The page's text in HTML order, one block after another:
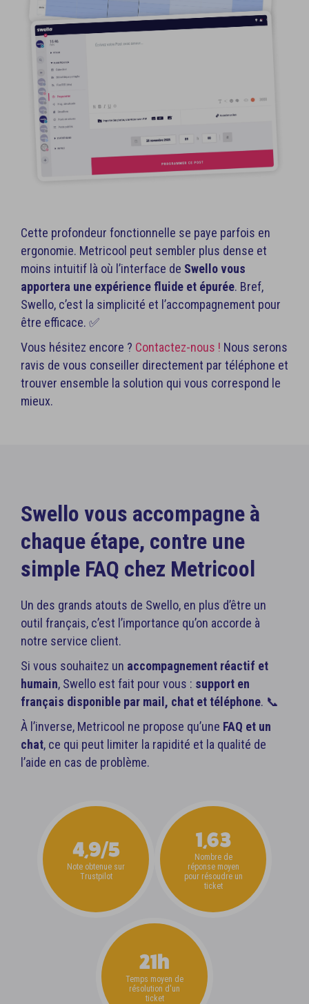
Cette profondeur fonctionnelle se paye parfois en
ergonomie. Metricool peut sembler plus dense et
moins intuitif là où l’interface de Swello vous
apportera une expérience fluide et épurée. Bref,
Swello, c’est la simplicité et l’accompagnement pour
être efficace. ✅
Vous hésitez encore ? Contactez-nous ! Nous serons
ravis de vous conseiller directement par téléphone et
trouver ensemble la solution qui vous correspond le
mieux.
Swello vous accompagne à
chaque étape, contre une
simple FAQ chez Metricool
Un des grands atouts de Swello, en plus d’être un
outil français, c’est l’importance qu’on accorde à
notre service client.
Si vous souhaitez un accompagnement réactif et
humain, Swello est fait pour vous : support en
français disponible par mail, chat et téléphone. 📞
À l’inverse, Metricool ne propose qu’une FAQ et un
chat, ce qui peut limiter la rapidité et la qualité de
l’aide en cas de problème.
4,9/5
Note obtenue sur
Trustpilot
1,63
Nombre de
réponse moyen
pour résoudre un
ticket
21h
Temps moyen de
résolution d'un
ticket